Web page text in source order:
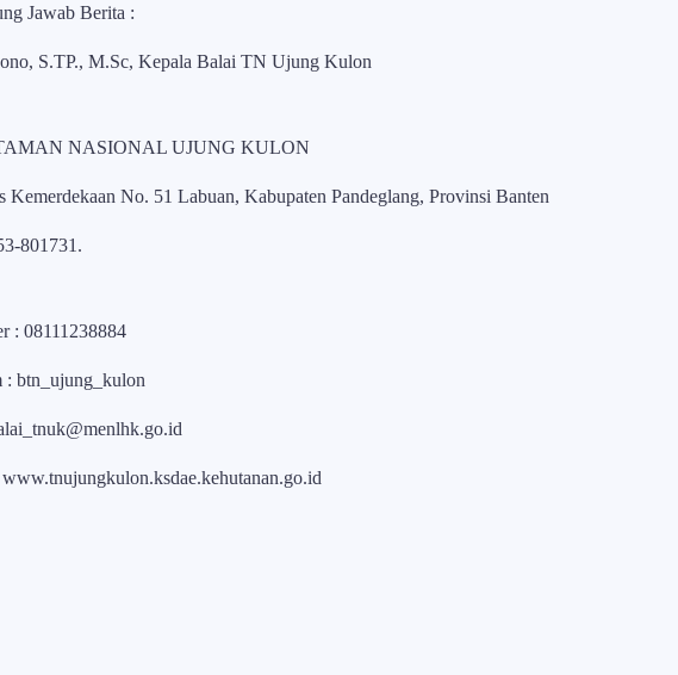
Jawab Berita :
S.TP., M.Sc, Kepala Balai TN Ujung Kulon
NASIONAL UJUNG KULON
Kemerdekaan No. 51 Labuan, Kabupaten Pandeglang, Provinsi Banten
801731.
: 08111238884
: btn_ujung_kulon
www.tnujungkulon.ksdae.kehutanan.go.id